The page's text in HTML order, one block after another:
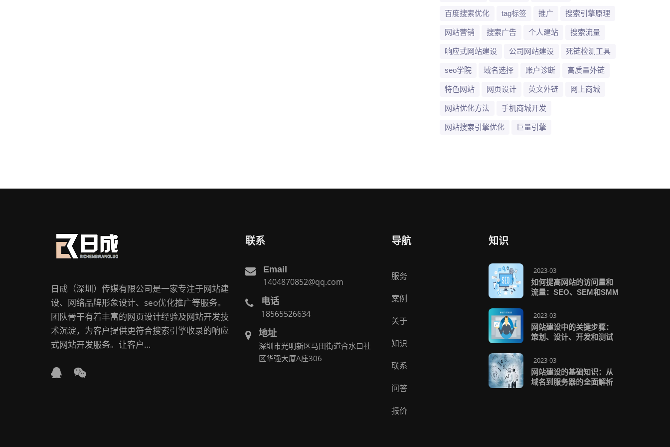
百度搜索优化 tag标签 推广 搜索引擎原理
网站营销 搜索广告 个人建站 搜索流量
响应式网站建设 公司网站建设 死链检测工具
seo学院 域名选择 账户诊断 高质量外链
特色网站 网页设计 英文外链 网上商城
网站优化方法 手机商城开发
网站搜索引擎优化 巨量引擎
日成（深圳）传媒有限公司是一家专注于网站建
设、网络品牌形象设计、seo优化推广等服务。
团队骨干有着丰富的网页设计经验及网站开发技
术沉淀，为客户提供更符合搜索引擎收录的响应
式网站开发服务。让客户…
联系
Email
1404870852@qq.com
电话
18565526634
地址
深圳市光明新区马田街道合水口社
区华强大厦A座306
导航
服务
案例
关于
知识
联系
问答
报价
知识
2023-03
如何提高网站的访问量和
流量：SEO、SEM和SMM
2023-03
网站建设中的关键步骤：
策划、设计、开发和测试
2023-03
网站建设的基础知识：从
域名到服务器的全面解析